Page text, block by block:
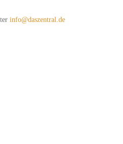
info@daszentral.de